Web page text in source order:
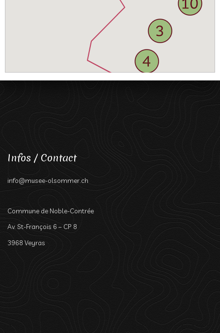
Infos / Contact
info@musee-olsommer.ch
Commune de Noble-Contrée
Av. St-François 6 – CP 8
3968 Veyras